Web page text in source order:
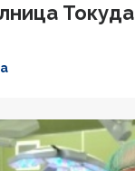
Токуда